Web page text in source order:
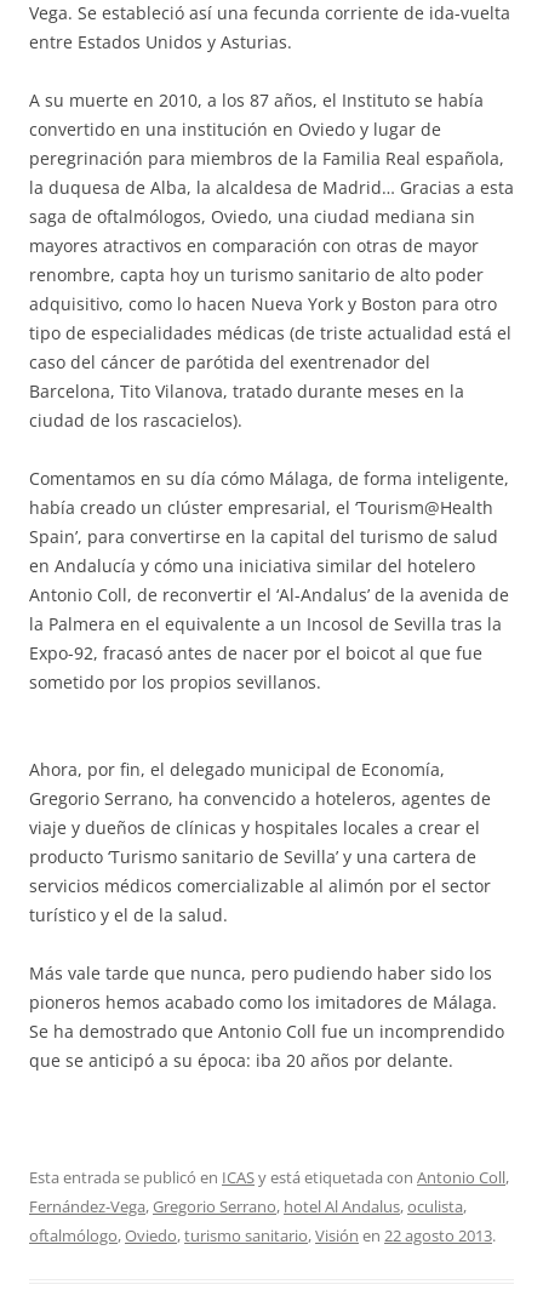
Vega. Se estableció así una fecunda corriente de ida-vuelta
entre Estados Unidos y Asturias.
A su muerte en 2010, a los 87 años, el Instituto se había
convertido en una institución en Oviedo y lugar de
peregrinación para miembros de la Familia Real española,
la duquesa de Alba, la alcaldesa de Madrid… Gracias a esta
saga de oftalmólogos, Oviedo, una ciudad mediana sin
mayores atractivos en comparación con otras de mayor
renombre, capta hoy un turismo sanitario de alto poder
adquisitivo, como lo hacen Nueva York y Boston para otro
tipo de especialidades médicas (de triste actualidad está el
caso del cáncer de parótida del exentrenador del
Barcelona, Tito Vilanova, tratado durante meses en la
ciudad de los rascacielos).
Comentamos en su día cómo Málaga, de forma inteligente,
había creado un clúster empresarial, el ‘Tourism@Health
Spain’, para convertirse en la capital del turismo de salud
en Andalucía y cómo una iniciativa similar del hotelero
Antonio Coll, de reconvertir el ‘Al-Andalus’ de la avenida de
la Palmera en el equivalente a un Incosol de Sevilla tras la
Expo-92, fracasó antes de nacer por el boicot al que fue
sometido por los propios sevillanos.
Ahora, por fin, el delegado municipal de Economía,
Gregorio Serrano, ha convencido a hoteleros, agentes de
viaje y dueños de clínicas y hospitales locales a crear el
producto ‘Turismo sanitario de Sevilla’ y una cartera de
servicios médicos comercializable al alimón por el sector
turístico y el de la salud.
Más vale tarde que nunca, pero pudiendo haber sido los
pioneros hemos acabado como los imitadores de Málaga.
Se ha demostrado que Antonio Coll fue un incomprendido
que se anticipó a su época: iba 20 años por delante.
Esta entrada se publicó en ICASy está etiquetada con Antonio Coll,
Fernández-Vega,Gregorio Serrano, hotel Al Andalus,oculista,
oftalmólogo,Oviedo,turismo sanitario,Visión en 22 agosto 2013.